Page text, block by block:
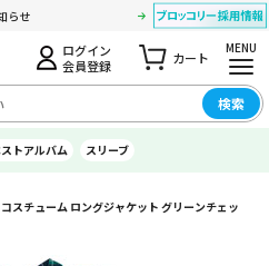
らせ
ログイン
会員登録
カート
MENU
検索
トアルバム スリーブ
スチューム ロングジャケット グリーンチェッ